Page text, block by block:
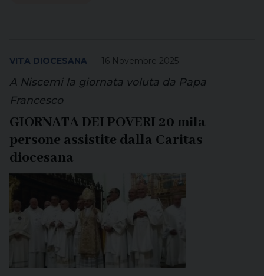
16 Novembre 2025
VITA DIOCESANA
A Niscemi la giornata voluta da Papa
Francesco
GIORNATA DEI POVERI 20 mila
persone assistite dalla Caritas
diocesana